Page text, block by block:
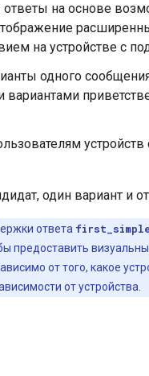
на основе
на устройстве с
одного
один вариант и
ответа
предоставить
от того, какое
от устройства.